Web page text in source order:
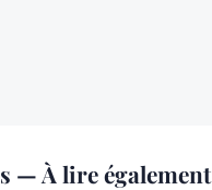
— À lire également